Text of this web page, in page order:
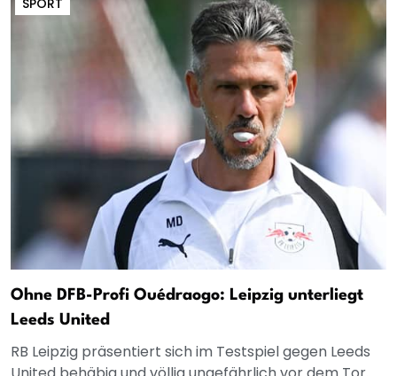
Ohne DFB-Profi Ouédraogo: Leipzig unterliegt
Leeds United
RB Leipzig präsentiert sich im Testspiel gegen Leeds